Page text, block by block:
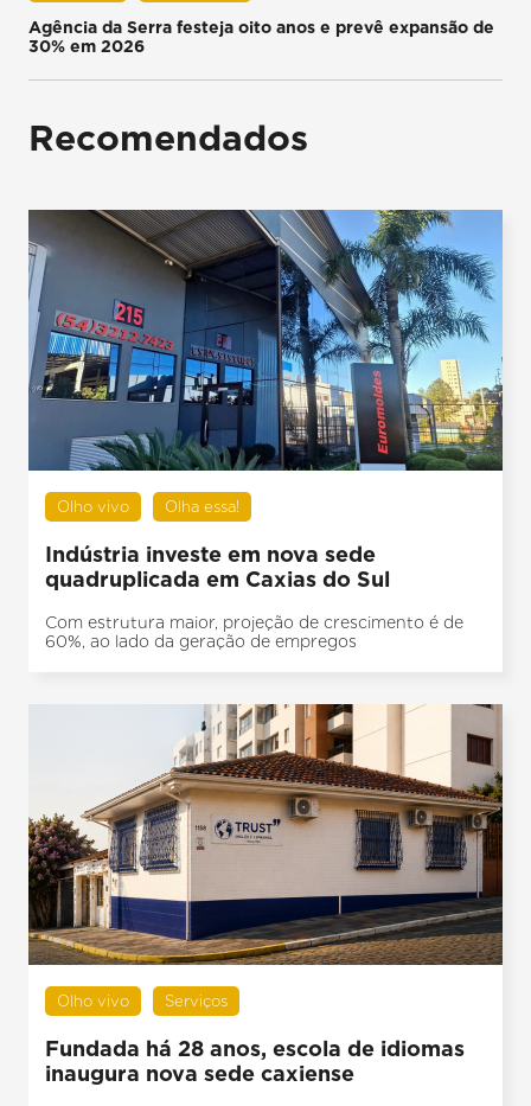
Agência da Serra festeja oito anos e prevê expansão de
30% em 2026
Recomendados
Olho vivo Olha essa!
Indústria investe em nova sede
quadruplicada em Caxias do Sul
Com estrutura maior, projeção de crescimento é de
60%, ao lado da geração de empregos
Olho vivo Serviços
Fundada há 28 anos, escola de idiomas
inaugura nova sede caxiense